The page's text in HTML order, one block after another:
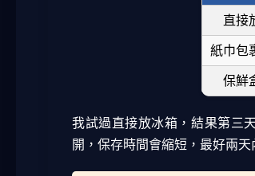
直接
紙巾包
保鮮
我試過直接放冰箱，結果第三
開，保存時間會縮短，最好兩